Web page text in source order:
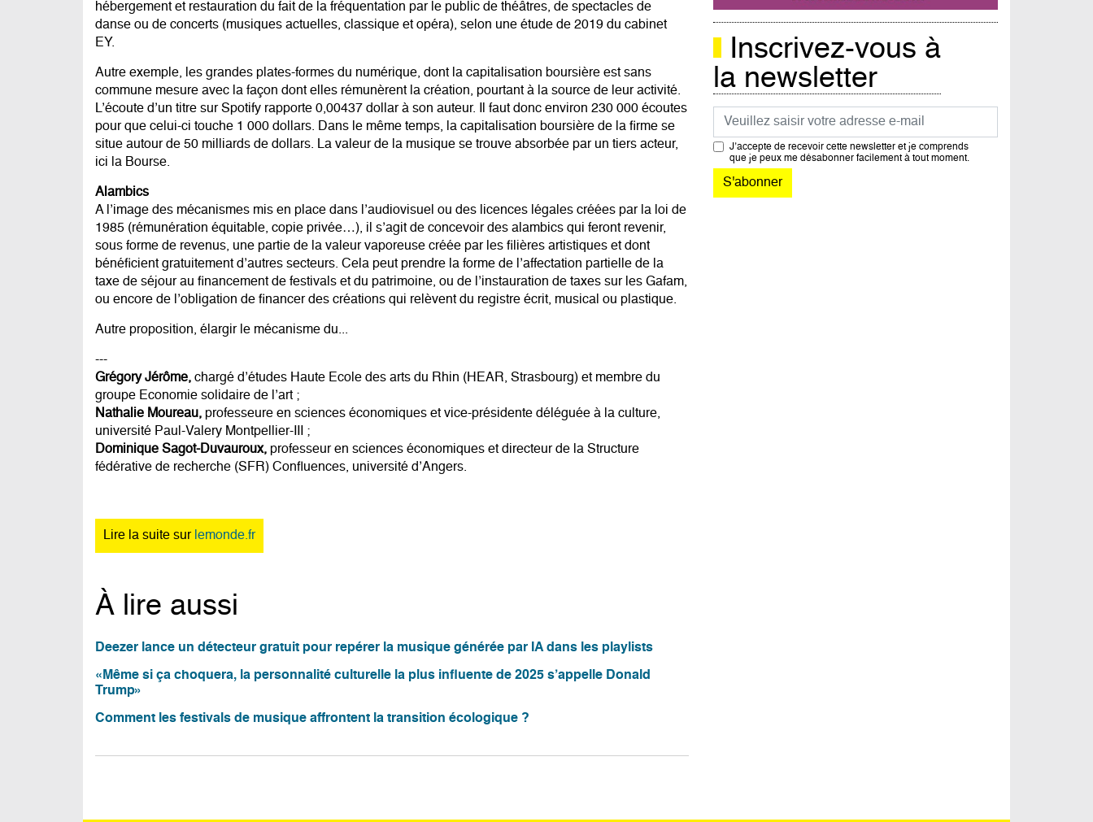
hébergement et restauration du fait de la fréquentation par le public de théâtres, de spectacles de
danse ou de concerts (musiques actuelles, classique et opéra), selon une étude de 2019 du cabinet
EY.
Autre exemple, les grandes plates-formes du numérique, dont la capitalisation boursière est sans
commune mesure avec la façon dont elles rémunèrent la création, pourtant à la source de leur activité.
L’écoute d’un titre sur Spotify rapporte 0,00437 dollar à son auteur. Il faut donc environ 230 000 écoutes
pour que celui-ci touche 1 000 dollars. Dans le même temps, la capitalisation boursière de la firme se
situe autour de 50 milliards de dollars. La valeur de la musique se trouve absorbée par un tiers acteur,
ici la Bourse.
Alambics
A l’image des mécanismes mis en place dans l’audiovisuel ou des licences légales créées par la loi de
1985 (rémunération équitable, copie privée…), il s’agit de concevoir des alambics qui feront revenir,
sous forme de revenus, une partie de la valeur vaporeuse créée par les filières artistiques et dont
bénéficient gratuitement d’autres secteurs. Cela peut prendre la forme de l’affectation partielle de la
taxe de séjour au financement de festivals et du patrimoine, ou de l’instauration de taxes sur les Gafam,
ou encore de l’obligation de financer des créations qui relèvent du registre écrit, musical ou plastique.
Autre proposition, élargir le mécanisme du...
---
Grégory Jérôme, chargé d’études Haute Ecole des arts du Rhin (HEAR, Strasbourg) et membre du
groupe Economie solidaire de l’art ;
Nathalie Moureau, professeure en sciences économiques et vice-présidente déléguée à la culture,
université Paul-Valery Montpellier-III ;
Dominique Sagot-Duvauroux, professeur en sciences économiques et directeur de la Structure
fédérative de recherche (SFR) Confluences, université d’Angers.
Lire la suite sur lemonde.fr
À lire aussi
Deezer lance un détecteur gratuit pour repérer la musique générée par IA dans les playlists
«Même si ça choquera, la personnalité culturelle la plus influente de 2025 s’appelle Donald
Trump»
Comment les festivals de musique affrontent la transition écologique ?
Inscrivez-vous à
la newsletter
Courriel
J’accepte de recevoir cette newsletter et je comprends
que je peux me désabonner facilement à tout moment.